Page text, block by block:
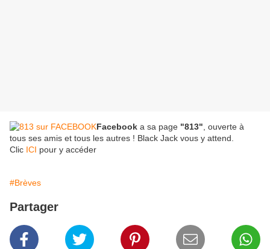
Facebook a sa page "813" , ouverte à
tous ses amis et tous les autres ! Black Jack vous y attend.
Clic ICI pour y accéder
#Brèves
Partager